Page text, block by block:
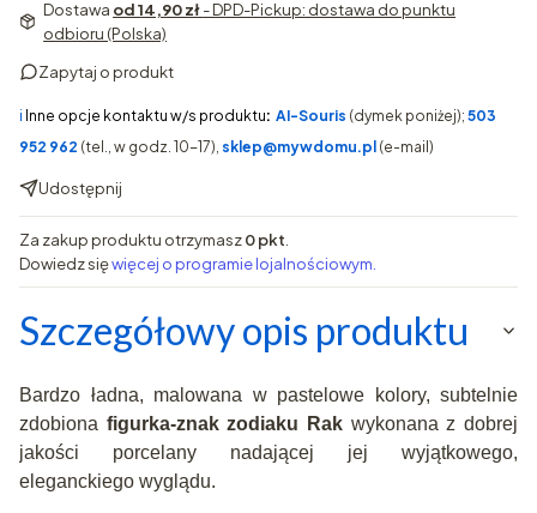
Dostawa od 14,90 zł- DPD-Pickup: dostawa do punktu
odbioru (Polska)
Zapytaj o produkt
ℹ️ Inne opcje kontaktu w/s produktu: AI-Souris (dymek poniżej); 503
952 962 (tel., w godz. 10-17), sklep@mywdomu.pl (e-mail)
Udostępnij
Za zakup produktu otrzymasz0 pkt.
Dowiedz sięwięcej o programie lojalnościowym.
Szczegółowy opis produktu
Bardzo ładna, malowana w pastelowe kolory, subtelnie
zdobiona figurka-znak zodiaku Rak wykonana z dobrej
jakości porcelany nadającej jej wyjątkowego,
eleganckiego wyglądu.